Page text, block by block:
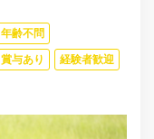
年齢不問
賞与あり 経験者歓迎